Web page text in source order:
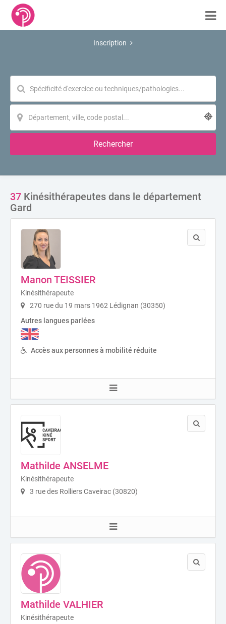
Inscription
Rechercher
37 Kinésithérapeutes dans le département
Gard
Manon TEISSIER
Kinésithérapeute
270 rue du 19 mars 1962 Lédignan (30350)
Autres langues parlées
Accès aux personnes à mobilité réduite
Mathilde ANSELME
Kinésithérapeute
3 rue des Rolliers Caveirac (30820)
Mathilde VALHIER
Kinésithérapeute